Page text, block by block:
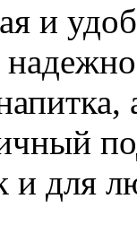
и
и для